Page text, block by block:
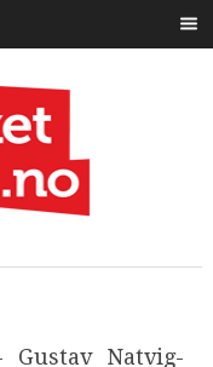
Natvig-